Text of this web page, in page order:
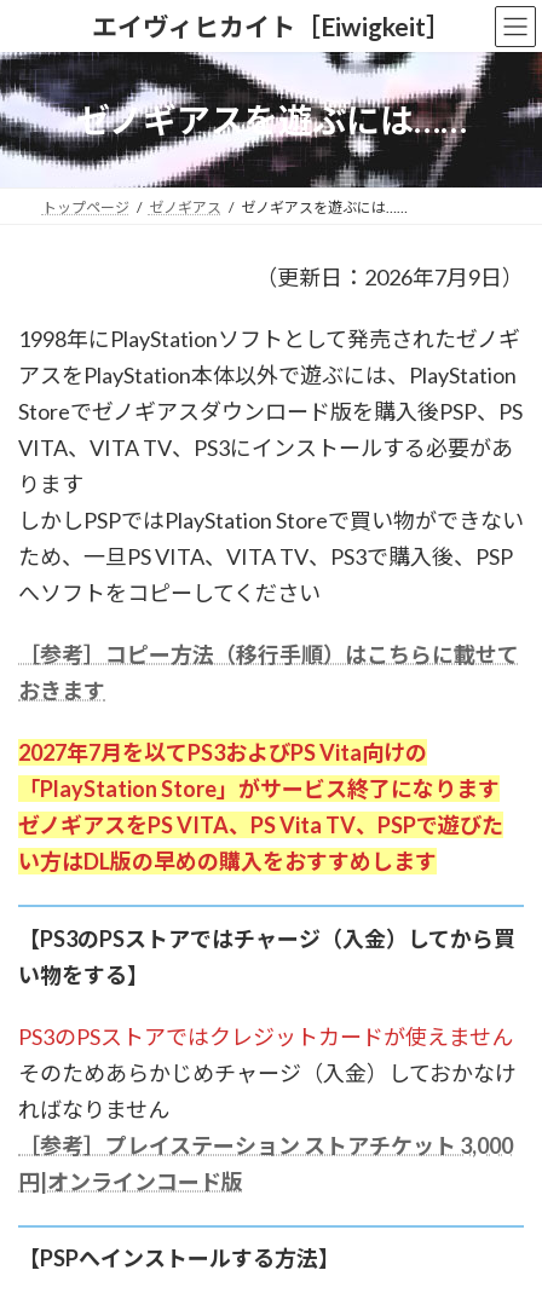
テ
ン
ツ
へ
ス
ゲ
ー
シ
ョ
ン
エイヴィヒカイト［Eiwigkeit］
ゼノギアスを遊ぶには……
トップページ ゼノギアス ゼノギアスを遊ぶには……
（更新日：2026年7月9日）
1998年にPlayStationソフトとして発売されたゼノギ
アスをPlayStation本体以外で遊ぶには、PlayStation
Storeでゼノギアスダウンロード版を購入後PSP、PS
VITA、VITA TV、PS3にインストールする必要があ
ります
しかしPSPではPlayStation Storeで買い物ができない
ため、一旦PS VITA、VITA TV、PS3で購入後、PSP
へソフトをコピーしてください
［参考］コピー方法（移行手順）はこちらに載せて
おきます
2027年7月を以てPS3およびPS Vita向けの
「PlayStation Store」がサービス終了になります
ゼノギアスをPS VITA、PS Vita TV、PSPで遊びた
い方はDL版の早めの購入をおすすめします
【PS3のPSストアではチャージ（入金）してから買
い物をする】
PS3のPSストアではクレジットカードが使えません
そのためあらかじめチャージ（入金）しておかなけ
ればなりません
［参考］プレイステーション ストアチケット 3,000
円|オンラインコード版
【PSPへインストールする方法】